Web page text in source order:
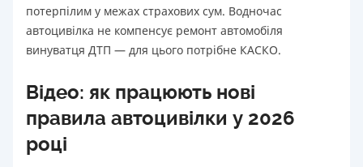
потерпілим у межах страхових сум. Водночас
автоцивілка не компенсує ремонт автомобіля
винуватця ДТП — для цього потрібне КАСКО.
Відео: як працюють нові
правила автоцивілки у 2026
році